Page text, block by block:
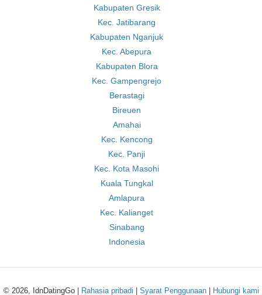
Kabupaten Gresik
Kec. Jatibarang
Kabupaten Nganjuk
Kec. Abepura
Kabupaten Blora
Kec. Gampengrejo
Berastagi
Bireuen
Amahai
Kec. Kencong
Kec. Panji
Kec. Kota Masohi
Kuala Tungkal
Amlapura
Kec. Kalianget
Sinabang
Indonesia
© 2026, IdnDatingGo | Rahasia pribadi Syarat Penggunaan| Hubungi kami